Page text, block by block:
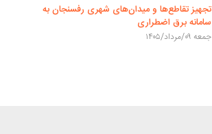
تجهیز تقاطع‌ها و میدان‌های شهری رفسنجان به
سامانه برق اضطراری
جمعه ۰۹/مرداد/۱۴۰۵